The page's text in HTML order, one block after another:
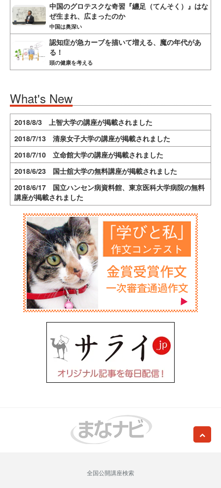
中国のグロテスクな奇習『纏足（てんそく）』はな
ぜ生まれ、広まったのか
中国は奥深い
認知症が急カーブを描いて増える、魔の年代があ
る！
頭の健康を考える
What's New
2018/8/3 上智大学の講座が掲載されました
2018/7/13 清泉女子大学の講座が掲載されました
2018/7/10 立命館大学の講座が掲載されました
2018/6/23 国士舘大学の無料講座が掲載されました
2018/6/17 国立ハンセン病資料館、東京医科大学病院の無料
講座が掲載されました
全国公開講座検索